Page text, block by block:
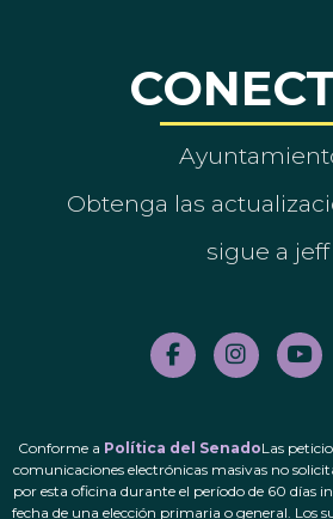
Obtenga las
sigue a jeff
Conforme a Política del SenadoLas
comunicaciones electrónicas masivas no
por esta oficina durante el período de 60 días
fecha de una elección primaria o general. Los